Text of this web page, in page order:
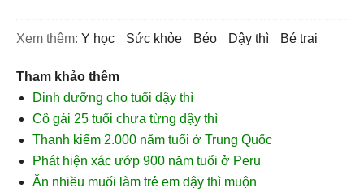
Xem thêm: y học sức khỏe béo dậy thì bé trai
Tham khảo thêm
Dinh dưỡng cho tuổi dậy thì
Cô gái 25 tuổi chưa từng dậy thì
Thanh kiếm 2.000 năm tuổi ở Trung Quốc
Phát hiện xác ướp 900 năm tuổi ở Peru
Ăn nhiều muối làm trẻ em dậy thì muộn